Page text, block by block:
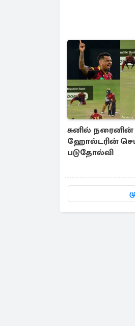
சுனில் நரைனின்
ஹோல்டரின்
படுதோல்வி